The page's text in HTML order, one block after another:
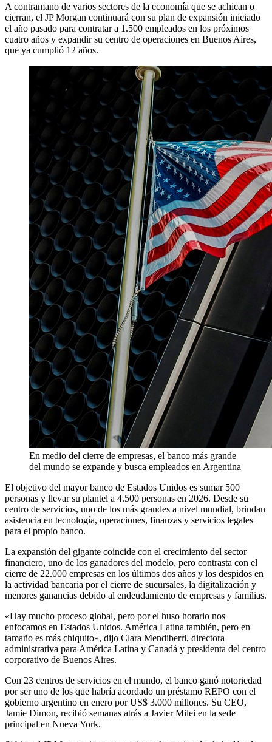
A contramano de varios sectores de la economía que se achican o
cierran, el JP Morgan continuará con su plan de expansión iniciado
el año pasado para contratar a 1.500 empleados en los próximos
cuatro años y expandir su centro de operaciones en Buenos Aires,
que ya cumplió 12 años.
En medio del cierre de empresas, el banco más grande
del mundo se expande y busca empleados en Argentina
El objetivo del mayor banco de Estados Unidos es sumar 500
personas y llevar su plantel a 4.500 personas en 2026. Desde su
centro de servicios, uno de los más grandes a nivel mundial, brindan
asistencia en tecnología, operaciones, finanzas y servicios legales
para el propio banco.
La expansión del gigante coincide con el crecimiento del sector
financiero, uno de los ganadores del modelo, pero contrasta con el
cierre de 22.000 empresas en los últimos dos años y los despidos en
la actividad bancaria por el cierre de sucursales, la digitalización y
menores ganancias debido al endeudamiento de empresas y familias.
«Hay mucho proceso global, pero por el huso horario nos
enfocamos en Estados Unidos. América Latina también, pero en
tamaño es más chiquito», dijo Clara Mendiberri, directora
administrativa para América Latina y Canadá y presidenta del centro
corporativo de Buenos Aires.
Con 23 centros de servicios en el mundo, el banco ganó notoriedad
por ser uno de los que habría acordado un préstamo REPO con el
gobierno argentino en enero por US$ 3.000 millones. Su CEO,
Jamie Dimon, recibió semanas atrás a Javier Milei en la sede
principal en Nueva York.